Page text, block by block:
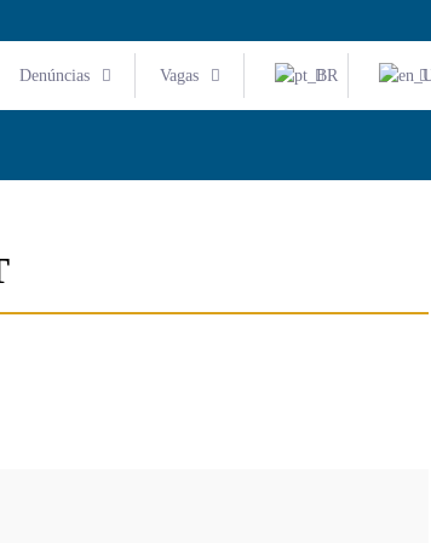
Denúncias Vagas